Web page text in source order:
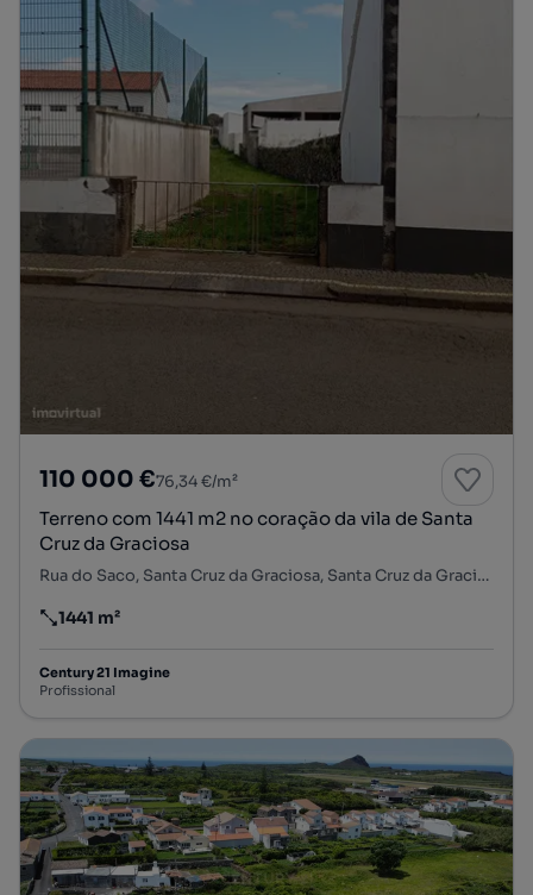
110 000 €76,34 €/m²
Terreno com 1441 m2 no coração da vila de Santa
Cruz da Graciosa
Rua do Saco, Santa Cruz da Graciosa, Santa Cruz da Graciosa, Ilha da Graciosa
Preço por metro quadrado
1441 m²
Century 21 Imagine
Profissional